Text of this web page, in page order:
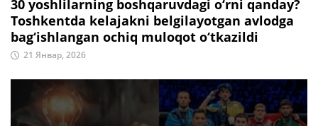
30 yoshlilarning boshqaruvdagi o‘rni qanday?
Toshkentda kelajakni belgilayotgan avlodga
bag‘ishlangan ochiq muloqot o‘tkazildi
21 Январ, 2026